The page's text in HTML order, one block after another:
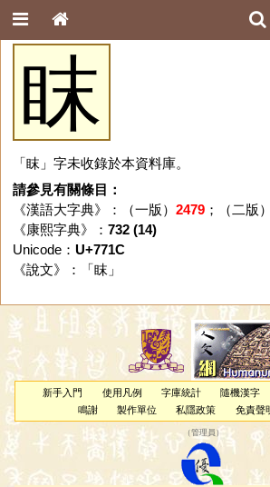
眜
「眜」字未收錄於本資料庫。
請參見有關條目：
《漢語大字典》：（一版） 2479；（二版）
《康熙字典》： 732 (14)
Unicode： U+771C
《說文》：「 眜」
新手入門 使用凡例 字庫統計 隨機漢字
鳴謝
製作單位 私隱政策 免責聲
（管理員 ）